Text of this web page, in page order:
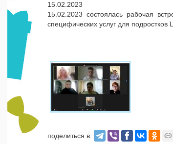
15.02.2023
15.02.2023 состоялась рабочая
специфических услуг для
поделиться в: